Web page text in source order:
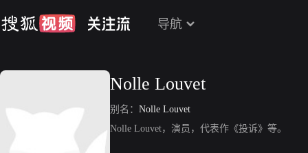
导航
Nolle Louvet
别名： Nolle Louvet
Nolle Louvet，演员，代表作《投诉》等。